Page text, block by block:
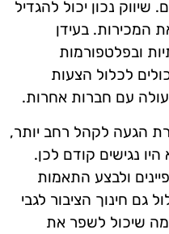
שיווק נכון יכול להגדיל
המכירות. בעידן
ובפלטפורמות
לכלול הצעות
עם חברות אחרות.
הגעה לקהל רחב יותר,
נגישים קודם לכן.
ולבצע התאמות
גם חינוך הציבור לגבי
שיכול לשפר את